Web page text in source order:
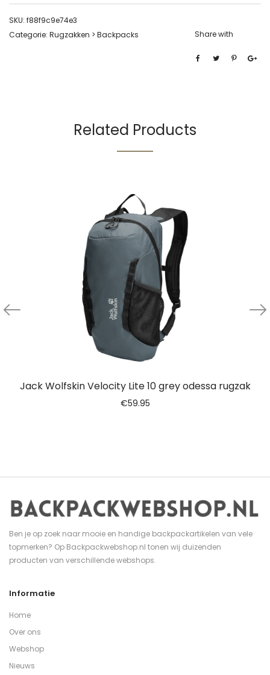
SKU: f88f9c9e74e3
Categorie: Rugzakken > Backpacks Share with
Related Products
Jack Wolfskin Velocity Lite 10 grey odessa rugzak
€59.95
Ben je op zoek naar mooie en handige backpackartikelen van vele
topmerken? Op Backpackwebshop.nl tonen wij duizenden
producten van verschillende webshops.
Informatie
Home
Over ons
Webshop
Nieuws